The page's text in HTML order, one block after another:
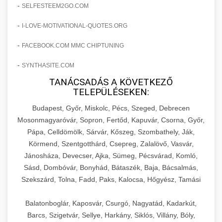
amelyek valós eredményeket hoznak.
szonyegtisztito.net
marketing stratégiai tervrajz
útjáról, bemutatva az utat a küzdő praxistól a
virágzó vállalkozásig 150%-os növekedéssel.
klinika átalakulási történet
Érdeklődés 150%-os Fokozása
Technikák és módszerek a páciensek
érdeklődésének és elkötelezettségének drámai
növeléséhez. Egy 150%-os fellendülési
esettanulmány gyakorlati betekintésekkel.
weboldal-keszites.co
elkötelezettség erősítési módszerek
🎮 19. AI Google Ads és Meta
Kampány Kezelés
Fejlett AI-alapú Google Ads és Meta hirdetési
kampánykezelés. Optimalizálja hirdetési
költségvetését gépi tanulással és
automatizálással.
aikampany.hu AI hirdetési automatizálás
🍞 20. Ipari Dagasztógép +
Professzionális ipari dagasztógépek és
tésztakeverő gépek pékségek és kereskedelmi
konyhák számára. Masszív konstrukció
megbízható teljesítményhez.
🔪 21. Ipari Szeletelőgép +
Ipari hús- és sajtszeletelő gépek professzionális
élelmiszer-előkészítéshez. Precíziós vágás
📦 22. Vákuumozó Gép
- SELFESTEEM2GO.COM
- I-LOVE-MOTIVATIONAL-QUOTES.ORG
- FACEBOOK.COM MMC CHIPTUNING
- SYNTHASITE.COM
TANÁCSADÁS A KÖVETKEZŐ
TELEPÜLÉSEKEN:
Budapest, Győr, Miskolc, Pécs, Szeged, Debrecen
Mosonmagyaróvár, Sopron, Fertőd, Kapuvár, Csorna, Győr,
Pápa, Celldömölk, Sárvár, Kőszeg, Szombathely, Ják,
Körmend, Szentgotthárd, Csepreg, Zalalövő, Vasvár,
Jánosháza, Devecser, Ajka, Sümeg, Pécsvárad, Komló,
Sásd, Dombóvár, Bonyhád, Bátaszék, Baja, Bácsalmás,
Szekszárd, Tolna, Fadd, Paks, Kalocsa, Hőgyész, Tamási
Balatonboglár, Kaposvár, Csurgó, Nagyatád, Kadarkút,
Barcs, Szigetvár, Sellye, Harkány, Siklós, Villány, Bóly,